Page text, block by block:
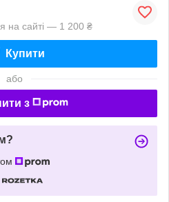
на сайті — 1 200 ₴
Купити
або
з